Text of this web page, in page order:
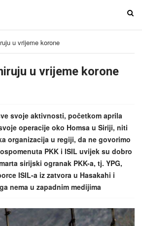
T
g
a
t
u vrijeme korone
u vrijeme korone
svoje aktivnosti, početkom aprila
operacije oko Homsa u Siriji, niti
organizacija u regiji, da ne govorimo
PKK i ISIL uvijek su dobro
sirijski ogranak PKK-a, tj. YPG,
ISIL-a iz zatvora u Hasakahi i
nema u zapadnim medijima